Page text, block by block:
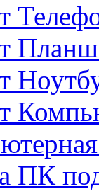
ПК